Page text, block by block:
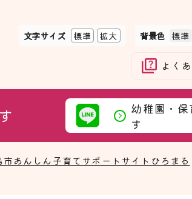
文字サイズ
標準 拡大 背景色
よく
幼稚園・
す
市あんしん子育てサポートサイトひろまる